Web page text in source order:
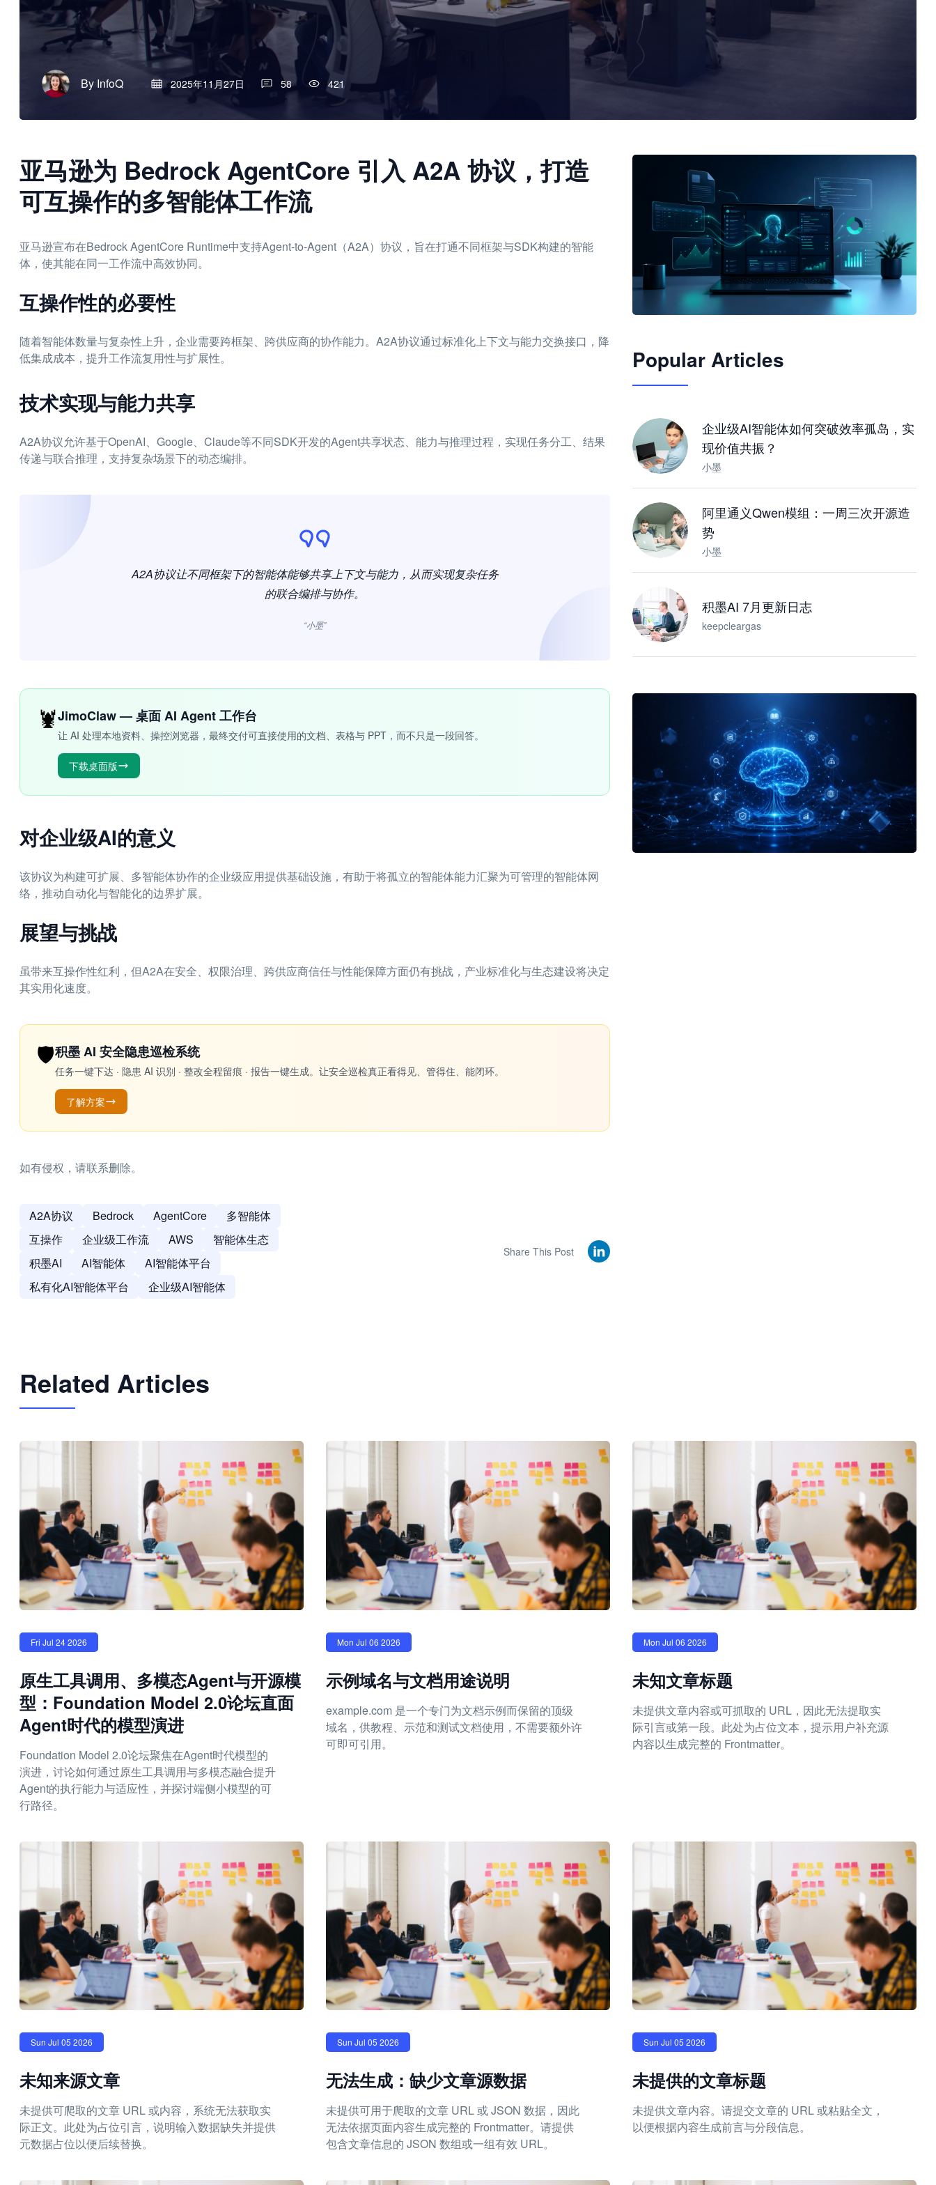
By InfoQ 2025年11月27日 58 421
亚马逊为 Bedrock AgentCore 引入 A2A 协议，打造
可互操作的多智能体工作流
亚马逊宣布在Bedrock AgentCore Runtime中支持Agent-to-Agent（A2A）协议，旨在打通不同框架与SDK构建的智能
体，使其能在同一工作流中高效协同。
互操作性的必要性
随着智能体数量与复杂性上升，企业需要跨框架、跨供应商的协作能力。A2A协议通过标准化上下文与能力交换接口，降
低集成成本，提升工作流复用性与扩展性。
技术实现与能力共享
A2A协议允许基于OpenAI、Google、Claude等不同SDK开发的Agent共享状态、能力与推理过程，实现任务分工、结果
传递与联合推理，支持复杂场景下的动态编排。
A2A协议让不同框架下的智能体能够共享上下文与能力，从而实现复杂任务
的联合编排与协作。
“小墨”
🦞JimoClaw — 桌面 AI Agent 工作台
让 AI 处理本地资料、操控浏览器，最终交付可直接使用的文档、表格与 PPT，而不只是一段回答。
下载桌面版
对企业级AI的意义
该协议为构建可扩展、多智能体协作的企业级应用提供基础设施，有助于将孤立的智能体能力汇聚为可管理的智能体网
络，推动自动化与智能化的边界扩展。
展望与挑战
虽带来互操作性红利，但A2A在安全、权限治理、跨供应商信任与性能保障方面仍有挑战，产业标准化与生态建设将决定
其实用化速度。
🛡️积墨 AI 安全隐患巡检系统
任务一键下达 · 隐患 AI 识别 · 整改全程留痕 · 报告一键生成。让安全巡检真正看得见、管得住、能闭环。
了解方案
如有侵权，请联系删除。
A2A协议 Bedrock AgentCore
多智能体
互操作
企业级工作流 AWS
智能体生态
积墨AI
AI智能体
AI智能体平台
私有化AI智能体平台
企业级AI智能体
Share This Post
JimoClaw 桌面 AI Agent 工作台
Popular Articles
企业级AI智能体如何突破效率孤岛，实
现价值共振？
小墨
阿里通义Qwen模组：一周三次开源造
势
小墨
积墨AI 7月更新日志
keepcleargas
Related Articles
Fri Jul 24 2026
原生工具调用、多模态Agent与开源模
型：Foundation Model 2.0论坛直面
Agent时代的模型演进
Foundation Model 2.0论坛聚焦在Agent时代模型的
演进，讨论如何通过原生工具调用与多模态融合提升
Agent的执行能力与适应性，并探讨端侧小模型的可
行路径。
Mon Jul 06 2026
示例域名与文档用途说明
example.com 是一个专门为文档示例而保留的顶级
域名，供教程、示范和测试文档使用，不需要额外许
可即可引用。
Mon Jul 06 2026
未知文章标题
未提供文章内容或可抓取的 URL，因此无法提取实
际引言或第一段。此处为占位文本，提示用户补充源
内容以生成完整的 Frontmatter。
Sun Jul 05 2026
未知来源文章
未提供可爬取的文章 URL 或内容，系统无法获取实
际正文。此处为占位引言，说明输入数据缺失并提供
元数据占位以便后续替换。
Sun Jul 05 2026
无法生成：缺少文章源数据
未提供可用于爬取的文章 URL 或 JSON 数据，因此
无法依据页面内容生成完整的 Frontmatter。请提供
包含文章信息的 JSON 数组或一组有效 URL。
Sun Jul 05 2026
未提供的文章标题
未提供文章内容。请提交文章的 URL 或粘贴全文，
以便根据内容生成前言与分段信息。